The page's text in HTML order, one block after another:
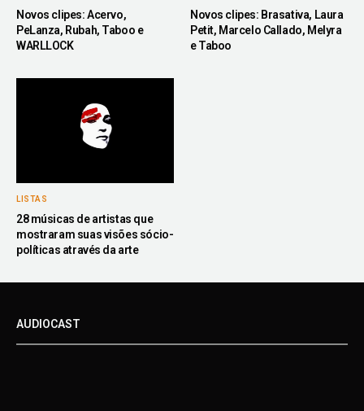
Novos clipes: Acervo,
PeLanza, Rubah, Taboo e
WARLLOCK
Novos clipes: Brasativa, Laura
Petit, Marcelo Callado, Melyra
e Taboo
LISTAS
28 músicas de artistas que
mostraram suas visões sócio-
políticas através da arte
AUDIOCAST